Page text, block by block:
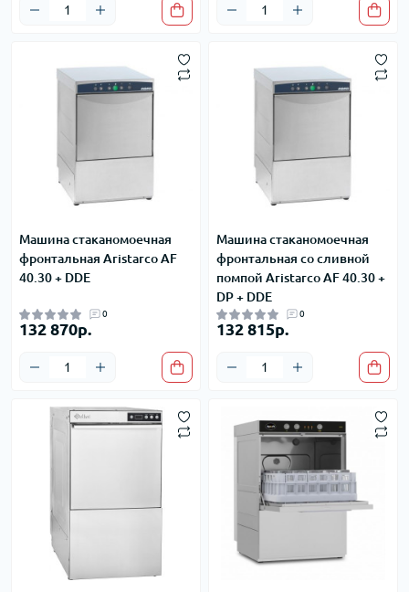
Машина стаканомоечная
фронтальная Aristarco AF
40.30 + DDE
0
132 870р.
Машина стаканомоечная
фронтальная со сливной
помпой Aristarco AF 40.30 +
DP + DDE
0
132 815р.